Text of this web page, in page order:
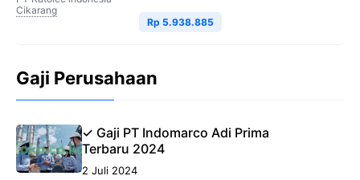
Cikarang
Rp 5.938.885
Gaji Perusahaan
✓ Gaji PT Indomarco Adi Prima
Terbaru 2024
2 Juli 2024